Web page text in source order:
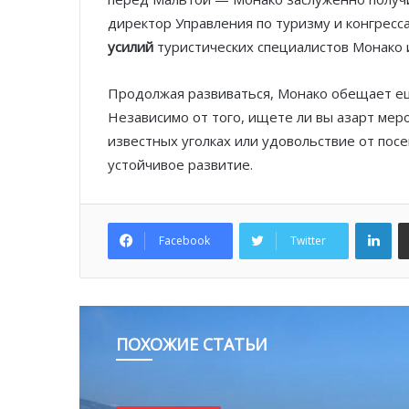
директор Управления по туризму и
усилий туристических специалистов
Продолжая развиваться, Монако обещает
Независимо от того, ищете ли вы азарт
известных уголках или удовольствие от
устойчивое развитие.
Facebook Twitter
ПОХОЖИЕ СТАТЬИ